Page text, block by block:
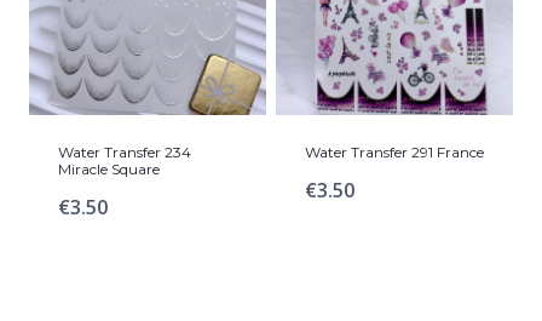
Water Transfer 234
Miracle Square
€3.50
Water Transfer 291 France
€3.50